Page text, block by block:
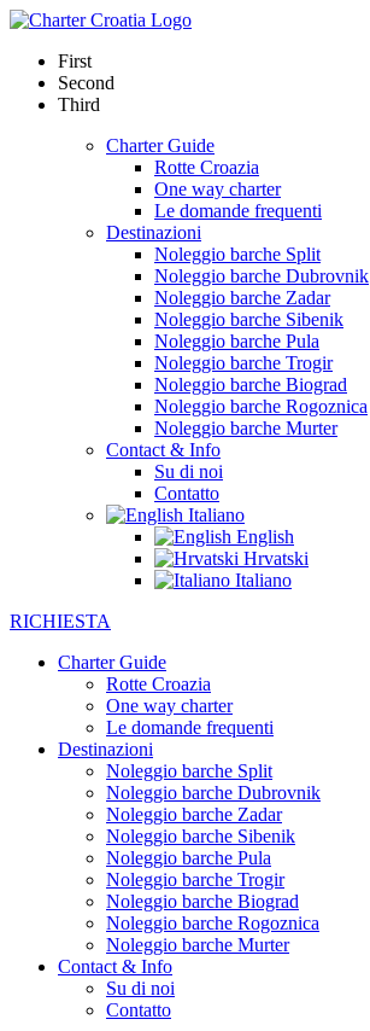
First
Second
Third
Charter Guide
Rotte Croazia
One way charter
Le domande frequenti
Destinazioni
Noleggio barche Split
Noleggio barche Dubrovnik
Noleggio barche Zadar
Noleggio barche Sibenik
Noleggio barche Pula
Noleggio barche Trogir
Noleggio barche Biograd
Noleggio barche Rogoznica
Noleggio barche Murter
Contact & Info
Su di noi
Contatto
Italiano
English
Hrvatski
Italiano
RICHIESTA
Charter Guide
Rotte Croazia
One way charter
Le domande frequenti
Destinazioni
Noleggio barche Split
Noleggio barche Dubrovnik
Noleggio barche Zadar
Noleggio barche Sibenik
Noleggio barche Pula
Noleggio barche Trogir
Noleggio barche Biograd
Noleggio barche Rogoznica
Noleggio barche Murter
Contact & Info
Su di noi
Contatto